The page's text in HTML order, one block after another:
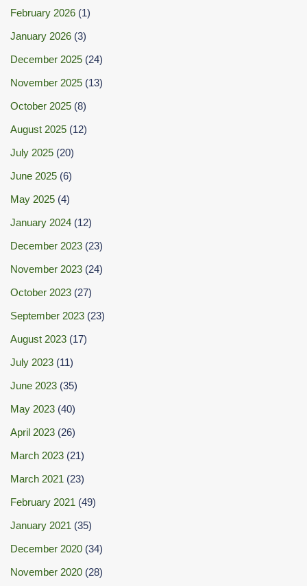
February 2026 (1)
January 2026 (3)
December 2025 (24)
November 2025 (13)
October 2025 (8)
August 2025 (12)
July 2025 (20)
June 2025 (6)
May 2025 (4)
January 2024 (12)
December 2023 (23)
November 2023 (24)
October 2023 (27)
September 2023 (23)
August 2023 (17)
July 2023 (11)
June 2023 (35)
May 2023 (40)
April 2023 (26)
March 2023 (21)
March 2021 (23)
February 2021 (49)
January 2021 (35)
December 2020 (34)
November 2020 (28)